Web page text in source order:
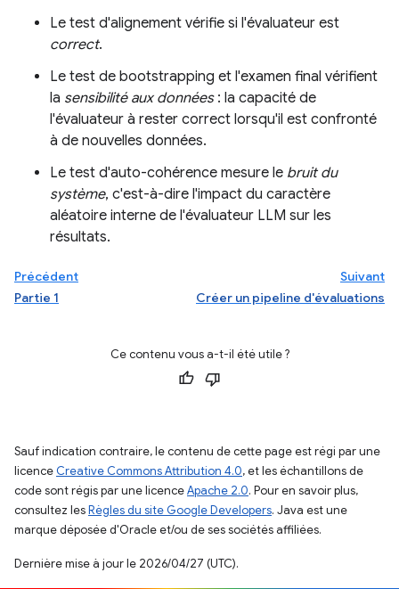
Le test d'alignement vérifie si l'évaluateur est
correct.
Le test de bootstrapping et l'examen final vérifient
la sensibilité aux données: la capacité de
l'évaluateur à rester correct lorsqu'il est confronté
à de nouvelles données.
Le test d'auto-cohérence mesure le bruit du
système, c'est-à-dire l'impact du caractère
aléatoire interne de l'évaluateur LLM sur les
résultats.
Précédent
Partie 1
Suivant
Créer un pipeline d'évaluations
Ce contenu vous a-t-il été utile ?
Sauf indication contraire, le contenu de cette page est régi par une
licence Creative Commons Attribution 4.0, et les échantillons de
code sont régis par une licenceApache 2.0. Pour en savoir plus,
consultez lesRègles du site Google Developers. Java est une
marque déposée d'Oracle et/ou de ses sociétés affiliées.
Dernière mise à jour le 2026/04/27 (UTC).